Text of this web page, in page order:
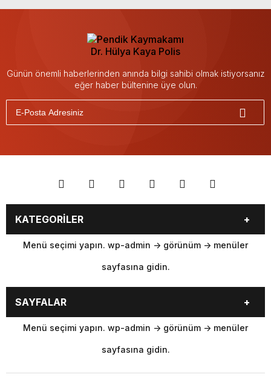
Günün önemli haberlerinden anında bilgi sahibi olmak istiyorsanız
eğer haber bültenine üye olun.
KATEGORİLER
Menü seçimi yapın. wp-admin -> görünüm -> menüler
sayfasına gidin.
SAYFALAR
Menü seçimi yapın. wp-admin -> görünüm -> menüler
sayfasına gidin.